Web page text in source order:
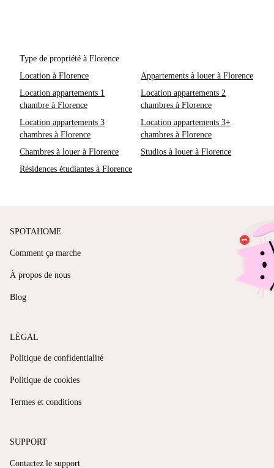
Type de propriété à Florence
Location à Florence
Appartements à louer à Florence
Location appartements 1
chambre à Florence
Location appartements 2
chambres à Florence
Location appartements 3
chambres à Florence
Location appartements 3+
chambres à Florence
Chambres à louer à Florence
Studios à louer à Florence
Résidences étudiantes à Florence
SPOTAHOME
Comment ça marche
À propos de nous
Blog
LÉGAL
Politique de confidentialité
Politique de cookies
Termes et conditions
SUPPORT
Contactez le support